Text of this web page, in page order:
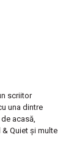
scriitor
una dintre
acasă,
Quiet și multe